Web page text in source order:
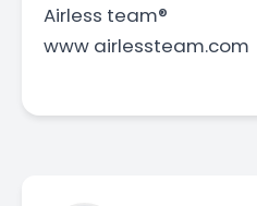
Airless team®️
www airlessteam.com